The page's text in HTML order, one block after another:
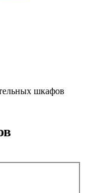
шкафов